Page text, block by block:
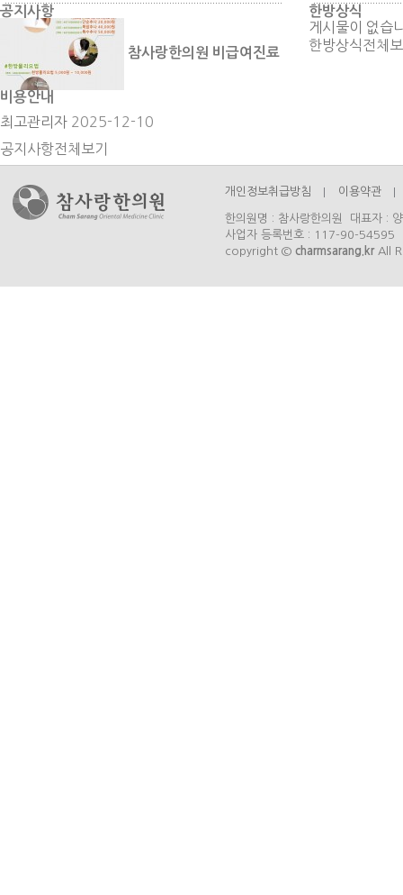
공지사항
참사랑한의원 비급여진료
비용안내
최고관리자 2025-12-10
공지사항전체보기
한방상식
게시물이 없습
한방상식전체
개인정보취급방침 이용약관
한의원명 : 참사랑한의원 대표자 :
사업자 등록번호 : 117-90-
copyright © charmsarang.krAll